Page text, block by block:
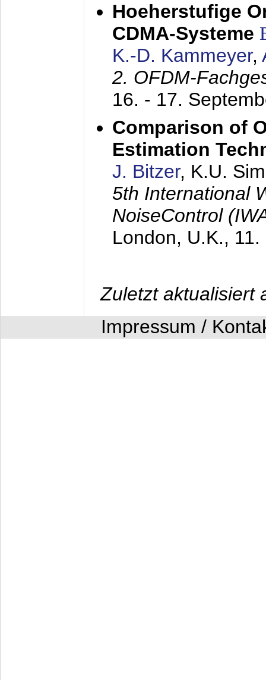
Hoeherstufige
CDMA-Systeme
K.-D. Kammeyer,
2. OFDM-
16. - 17.
Comparison of
Estimation
J. Bitzer, K.U.
5th International
NoiseControl
London, U.K.,
Zuletzt aktualisiert
Impressum /